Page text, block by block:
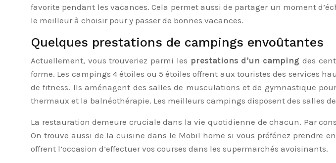
favorite pendant les vacances. Cela permet aussi de partager un moment
le meilleur à choisir pour y passer de bonnes vacances.
Quelques prestations de campings envoûtantes
Actuellement, vous trouveriez parmi les prestations d’un camping des
forme. Les campings 4 étoiles ou 5 étoiles offrent aux touristes des services
de fitness. Ils aménagent des salles de musculations et de gymnastique
thermaux et la balnéothérapie. Les meilleurs campings disposent des salles
La restauration demeure cruciale dans la vie quotidienne de chacun. Par
On trouve aussi de la cuisine dans le Mobil home si vous préfériez prendre
offrent l’occasion d’effectuer vos courses dans les supermarchés avoisinants.